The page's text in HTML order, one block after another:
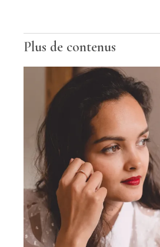
Plus de contenus